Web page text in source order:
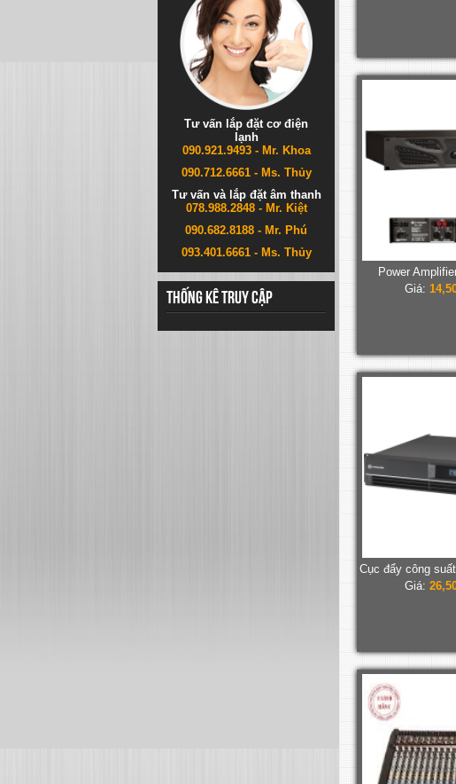
Tư vấn lắp đặt cơ điện
lạnh
090.921.9493 - Mr. Khoa
090.712.6661 - Ms. Thủy
Tư vấn và lắp đặt âm thanh
078.988.2848 - Mr. Kiệt
090.682.8188 - Mr. Phú
093.401.6661 - Ms. Thủy
Thống kê truy cập
Power
Giá:
Cục đẩy công
Giá: